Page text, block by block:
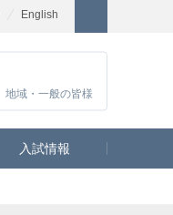
English
地域・一般の皆様
入試情報